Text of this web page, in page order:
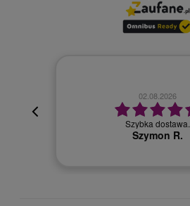
02.08.2026
Szybka dostawa.
Szymon R.